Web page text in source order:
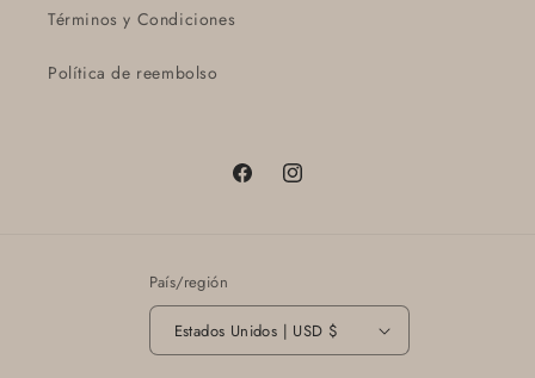
Términos y Condiciones
Política de reembolso
FacebookInstagram
País/región
Estados Unidos | USD $